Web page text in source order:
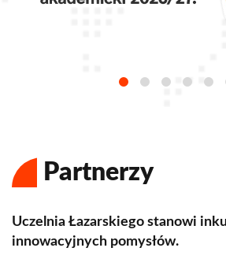
Partnerzy
Uczelnia Łazarskiego stanowi
innowacyjnych pomysłów.